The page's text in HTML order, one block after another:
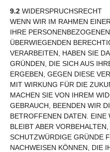
9.2 WIDERSPRUCHSRECHT
WENN WIR IM RAHMEN
IHRE
ÜBERWIEGENDEN
VERARBEITEN, HABEN SIE
GRÜNDEN, DIE SICH AUS
ERGEBEN, GEGEN DIESE
MIT WIRKUNG FÜR DIE
MACHEN SIE VON IHREM
GEBRAUCH, BEENDEN WIR
BETROFFENEN DATEN. EINE
BLEIBT ABER
SCHUTZWÜRDIGE GRÜNDE
NACHWEISEN KÖNNEN, DIE